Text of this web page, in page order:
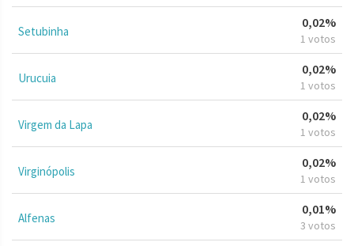
Setubinha
0,02%
1 votos
Urucuia
0,02%
1 votos
Virgem da Lapa
0,02%
1 votos
Virginópolis
0,02%
1 votos
Alfenas
0,01%
3 votos